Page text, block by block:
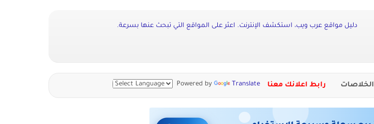
دليل مواقع عرب ويب، استكشف الإنترنت. اعثر على المواقع التي تبحث عنها بسرعة.
الخلاصات رابط اعلانك معنا Powered by Translate